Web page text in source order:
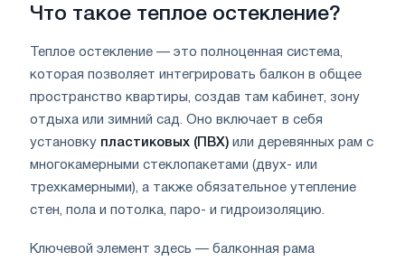
Что такое теплое остекление?
Теплое остекление — это полноценная система,
которая позволяет интегрировать балкон в общее
пространство квартиры, создав там кабинет, зону
отдыха или зимний сад. Оно включает в себя
установку пластиковых (ПВХ) или деревянных рам с
многокамерными стеклопакетами (двух- или
трехкамерными), а также обязательное утепление
стен, пола и потолка, паро- и гидроизоляцию.
Ключевой элемент здесь — балконная рама